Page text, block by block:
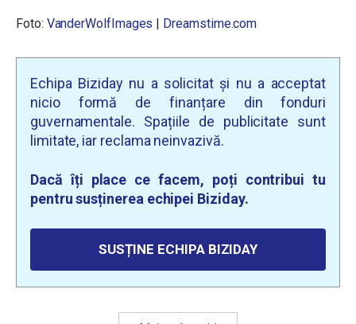
Foto: VanderWolfImages | Dreamstime.com
Echipa Biziday nu a solicitat și nu a acceptat
nicio formă de finanțare din fonduri
guvernamentale. Spațiile de publicitate sunt
limitate, iar reclama neinvazivă.
Dacă îți place ce facem, poți contribui tu
pentru susținerea echipei Biziday.
SUSȚINE ECHIPA BIZIDAY